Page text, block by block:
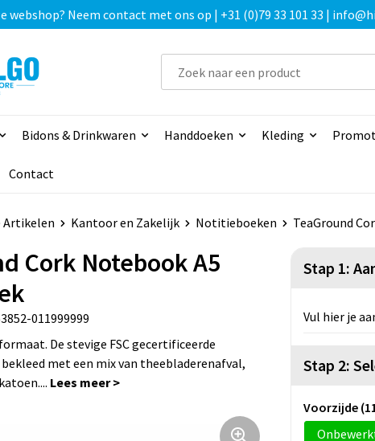
webshop? Neem contact met ons op | +31 (0)79 33 101 33 |
Bidons & Drinkwaren Handdoeken Kleding
Contact
Kantoor en Zakelijk Notitieboeken TeaGround
Cork Notebook A5
011999999
De stevige FSC gecertificeerde
met een mix van theebladerenafval,
Stap 1:
Vul hier je
Stap 2:
Voorzijde